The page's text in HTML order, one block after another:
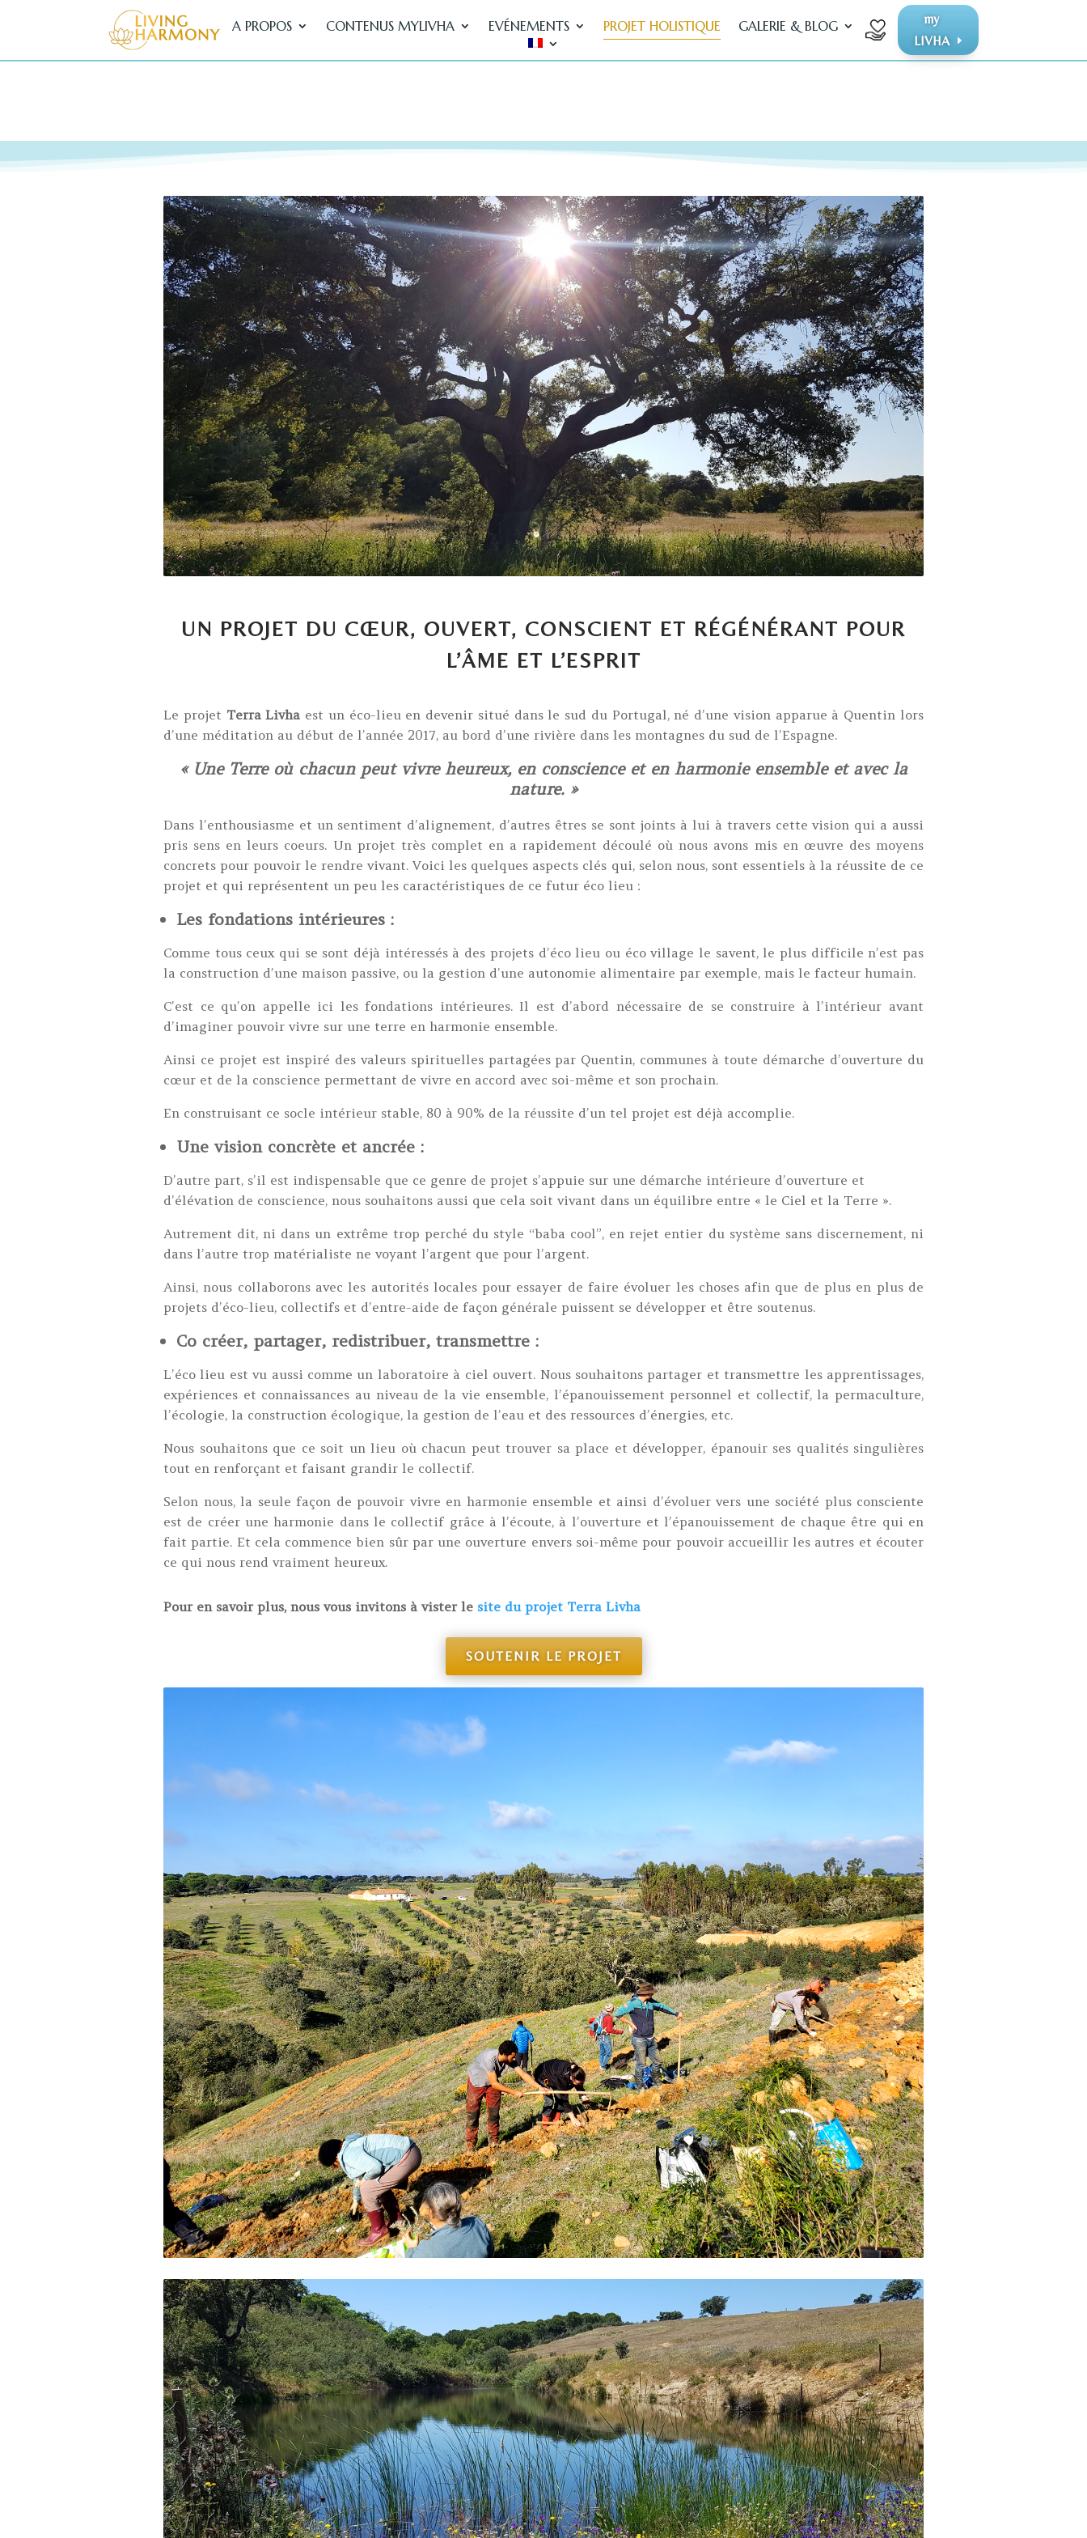
A PROPOS CONTENUS MYLIVHA EVÉNEMENTS PROJET HOLISTIQUE GALERIE & BLOG
my
LIVHA
UN PROJET DU CŒUR, OUVERT, CONSCIENT ET RÉGÉNÉRANT POUR
L’ÂME ET L’ESPRIT
Le projet Terra Livha est un éco-lieu en devenir situé dans le sud du Portugal, né d’une vision apparue à Quentin lors
d’une méditation au début de l’année 2017, au bord d’une rivière dans les montagnes du sud de l’Espagne.
« Une Terre où chacun peut vivre heureux, en conscience et en harmonie ensemble et avec la
nature. »
Dans l’enthousiasme et un sentiment d’alignement, d’autres êtres se sont joints à lui à travers cette vision qui a aussi
pris sens en leurs coeurs. Un projet très complet en a rapidement découlé où nous avons mis en œuvre des moyens
concrets pour pouvoir le rendre vivant. Voici les quelques aspects clés qui, selon nous, sont essentiels à la réussite de ce
projet et qui représentent un peu les caractéristiques de ce futur éco lieu :
Les fondations intérieures :
Comme tous ceux qui se sont déjà intéressés à des projets d’éco lieu ou éco village le savent, le plus difficile n’est pas
la construction d’une maison passive, ou la gestion d’une autonomie alimentaire par exemple, mais le facteur humain.
C’est ce qu’on appelle ici les fondations intérieures. Il est d’abord nécessaire de se construire à l’intérieur avant
d’imaginer pouvoir vivre sur une terre en harmonie ensemble.
Ainsi ce projet est inspiré des valeurs spirituelles partagées par Quentin, communes à toute démarche d’ouverture du
cœur et de la conscience permettant de vivre en accord avec soi-même et son prochain.
En construisant ce socle intérieur stable, 80 à 90% de la réussite d’un tel projet est déjà accomplie.
Une vision concrète et ancrée :
D’autre part, s’il est indispensable que ce genre de projet s’appuie sur une démarche intérieure d’ouverture et
d’élévation de conscience, nous souhaitons aussi que cela soit vivant dans un équilibre entre « le Ciel et la Terre ».
Autrement dit, ni dans un extrême trop perché du style “baba cool”, en rejet entier du système sans discernement, ni
dans l’autre trop matérialiste ne voyant l’argent que pour l’argent.
Ainsi, nous collaborons avec les autorités locales pour essayer de faire évoluer les choses afin que de plus en plus de
projets d’éco-lieu, collectifs et d’entre-aide de façon générale puissent se développer et être soutenus.
Co créer, partager, redistribuer, transmettre :
L’éco lieu est vu aussi comme un laboratoire à ciel ouvert. Nous souhaitons partager et transmettre les apprentissages,
expériences et connaissances au niveau de la vie ensemble, l’épanouissement personnel et collectif, la permaculture,
l’écologie, la construction écologique, la gestion de l’eau et des ressources d’énergies, etc.
Nous souhaitons que ce soit un lieu où chacun peut trouver sa place et développer, épanouir ses qualités singulières
tout en renforçant et faisant grandir le collectif.
Selon nous, la seule façon de pouvoir vivre en harmonie ensemble et ainsi d’évoluer vers une société plus consciente
est de créer une harmonie dans le collectif grâce à l’écoute, à l’ouverture et l’épanouissement de chaque être qui en
fait partie. Et cela commence bien sûr par une ouverture envers soi-même pour pouvoir accueillir les autres et écouter
ce qui nous rend vraiment heureux.
Pour en savoir plus, nous vous invitons à vister le site du projet Terra Livha
SOUTENIR LE PROJET